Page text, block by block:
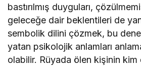
bastırılmış duyguları,
geleceğe dair beklentileri de
sembolik dilini çözmek, bu
yatan psikolojik anlamları
olabilir. Rüyada ölen kişinin